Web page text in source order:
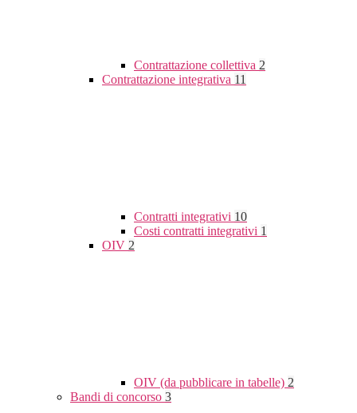
Contrattazione collettiva 2
Contrattazione integrativa 11
Contratti integrativi 10
Costi contratti integrativi 1
OIV 2
OIV (da pubblicare in tabelle) 2
Bandi di concorso 3